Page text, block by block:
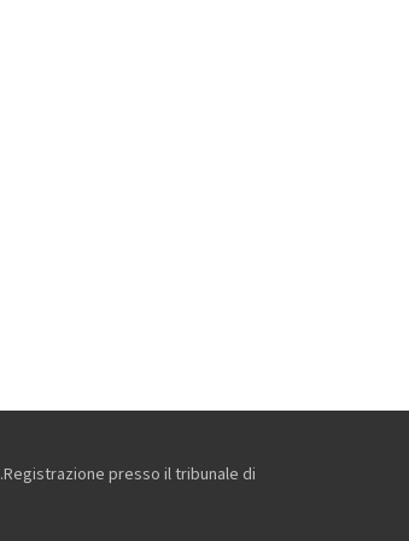
.Registrazione presso il tribunale di